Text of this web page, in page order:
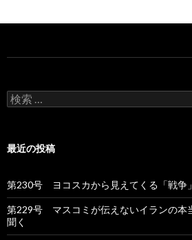
ゲ
ョ
検
索
最近の投稿
第230号 ヨコスカから見えてくる「戦争」
第229号 マスコミが伝えないイランの本
聞く